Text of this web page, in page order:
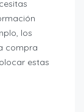
los
compra
estas